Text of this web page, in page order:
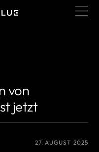
von
jetzt
27. AUGUST 2025